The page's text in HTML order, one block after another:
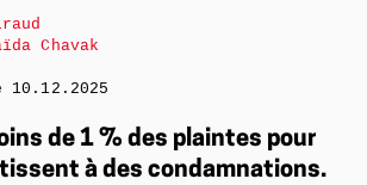
de 1 % des plaintes pour
à des condamnations.
Chavak
10.12.2025